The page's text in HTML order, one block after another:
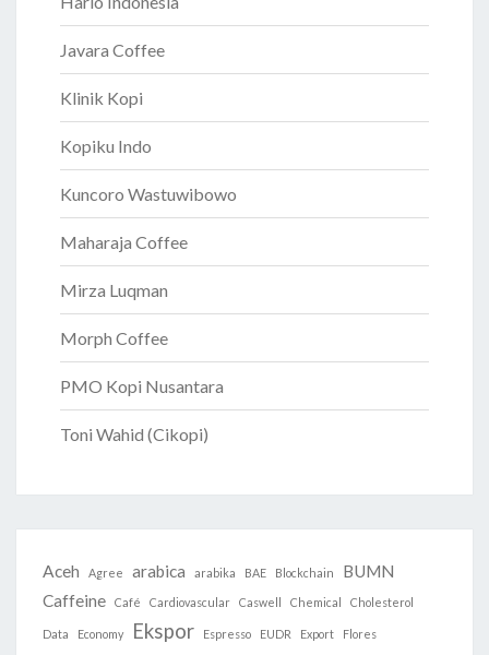
Javara Coffee
Klinik Kopi
Kopiku Indo
Kuncoro Wastuwibowo
Maharaja Coffee
Mirza Luqman
Morph Coffee
PMO Kopi Nusantara
Toni Wahid (Cikopi)
Aceh Agree arabica arabika BAE Blockchain
BUMN
Caffeine
Café Cardiovascular Caswell Chemical Cholesterol
Data Economy Ekspor Espresso EUDR Export Flores